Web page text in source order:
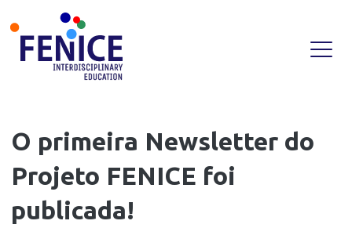
Skip
content
O primeira Newsletter do
Projeto FENICE foi
publicada!